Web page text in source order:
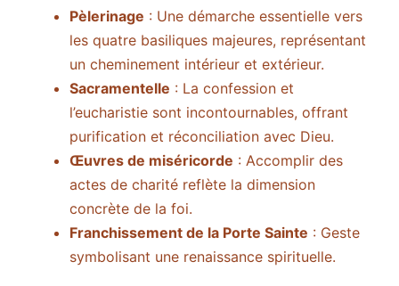
Pèlerinage : Une démarche essentielle vers
les quatre basiliques majeures, représentant
un cheminement intérieur et extérieur.
Sacramentelle : La confession et
l’eucharistie sont incontournables, offrant
purification et réconciliation avec Dieu.
Œuvres de miséricorde : Accomplir des
actes de charité reflète la dimension
concrète de la foi.
Franchissement de la Porte Sainte : Geste
symbolisant une renaissance spirituelle.